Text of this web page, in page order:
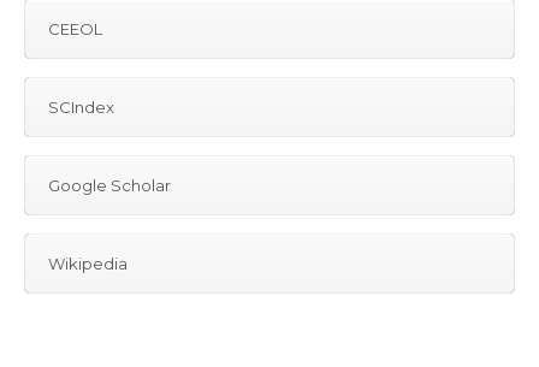
CEEOL
SCIndex
Google Scholar
Wikipedia